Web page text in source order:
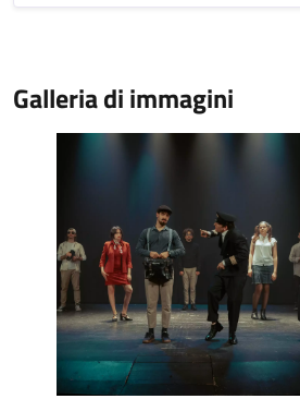
Galleria di immagini